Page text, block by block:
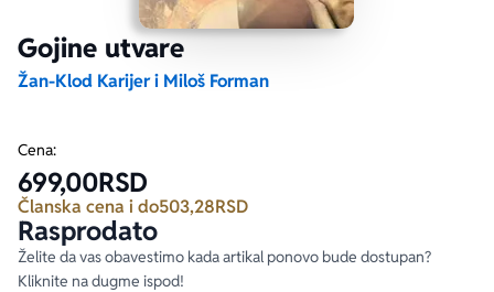
Gojine utvare
Žan-Klod Karijer i Miloš Forman
Cena:
699,00RSD
Članska cena i do503,28RSD
Rasprodato
Želite da vas obavestimo kada artikal ponovo bude dostupan?
Kliknite na dugme ispod!
Ekranizovane knjige
E-knjige
Autori
Poezija
Biografija
Bojan Ljubenović
Milica Jakovljević Mir-Jam
Peter Handke
Elif Šafak